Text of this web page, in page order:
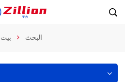
بيت البحث